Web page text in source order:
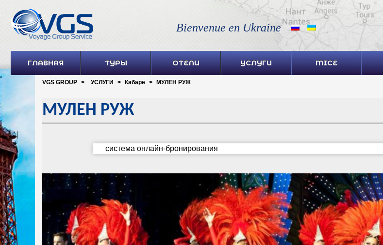
Bienvenue en Ukraine
ГЛАВНАЯ ТУРЫ ОТЕЛИ УСЛУГИ MICE
VGS GROUP > УСЛУГИ > Кабаре > МУЛЕН РУЖ
МУЛЕН РУЖ
система онлайн-бронирования